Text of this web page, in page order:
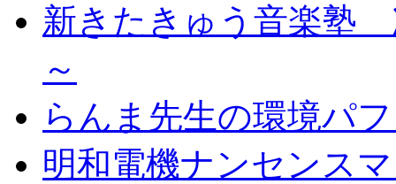
新きたきゅう音楽塾
～
らんま先生の環境パ
明和電機ナンセンス